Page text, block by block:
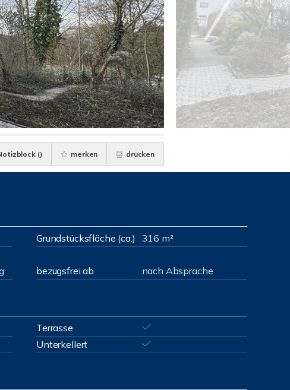
() merken drucken
Grundstücksfläche (ca.) 316 m²
bezugsfrei ab nach Absprache
Terrasse
Unterkellert